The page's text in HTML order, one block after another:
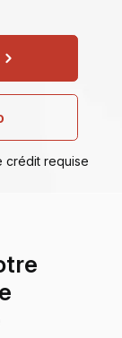
crédit requise